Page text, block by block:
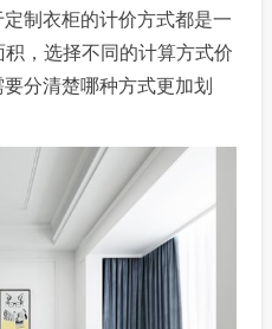
制衣柜的计价方式都是一
，选择不同的计算方式价
分清楚哪种方式更加划